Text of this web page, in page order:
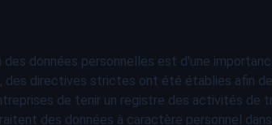
données personnelles est d'une
des directives strictes ont été établies
de tenir un registre des activités
des données à caractère personnel